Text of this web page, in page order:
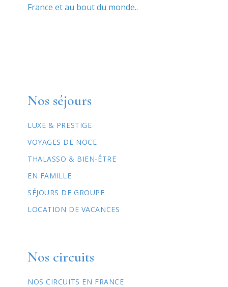
France et au bout du monde..
Nos séjours
LUXE & PRESTIGE
VOYAGES DE NOCE
THALASSO & BIEN-ÊTRE
EN FAMILLE
SÉJOURS DE GROUPE
LOCATION DE VACANCES
Nos circuits
NOS CIRCUITS EN FRANCE